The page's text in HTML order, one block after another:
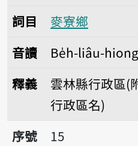
詞目
麥寮鄉
音讀
Be̍h-liâu-hiong
釋義
雲林縣行政區(
行政區名)
序號15東勢鄉
序號
15